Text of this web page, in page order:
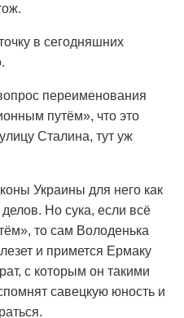
в сегодняшних
переименования
путём», что это
Сталина, тут уж
Украины для него как
Но сука, если всё
то сам Володенька
и примется Ермаку
с которым он такими
савецкую юность и